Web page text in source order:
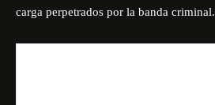
carga perpetrados por la banda criminal.